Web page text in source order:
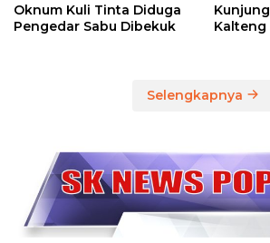
Oknum Kuli Tinta Diduga
Pengedar Sabu Dibekuk
Kalteng
Selengkapnya